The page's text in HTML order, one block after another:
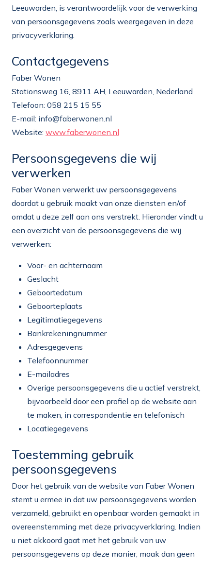
Leeuwarden, is verantwoordelijk voor de verwerking
van persoonsgegevens zoals weergegeven in deze
privacyverklaring.
Contactgegevens
Faber Wonen
Stationsweg 16, 8911 AH, Leeuwarden, Nederland
Telefoon: 058 215 15 55
E-mail: info@faberwonen.nl
Website: www.faberwonen.nl
Persoonsgegevens die wij
verwerken
Faber Wonen verwerkt uw persoonsgegevens
doordat u gebruik maakt van onze diensten en/of
omdat u deze zelf aan ons verstrekt. Hieronder vindt u
een overzicht van de persoonsgegevens die wij
verwerken:
Voor- en achternaam
Geslacht
Geboortedatum
Geboorteplaats
Legitimatiegegevens
Bankrekeningnummer
Adresgegevens
Telefoonnummer
E-mailadres
Overige persoonsgegevens die u actief verstrekt,
bijvoorbeeld door een profiel op de website aan
te maken, in correspondentie en telefonisch
Locatiegegevens
Toestemming gebruik
persoonsgegevens
Door het gebruik van de website van Faber Wonen
stemt u ermee in dat uw persoonsgegevens worden
verzameld, gebruikt en openbaar worden gemaakt in
overeenstemming met deze privacyverklaring. Indien
u niet akkoord gaat met het gebruik van uw
persoonsgegevens op deze manier, maak dan geen